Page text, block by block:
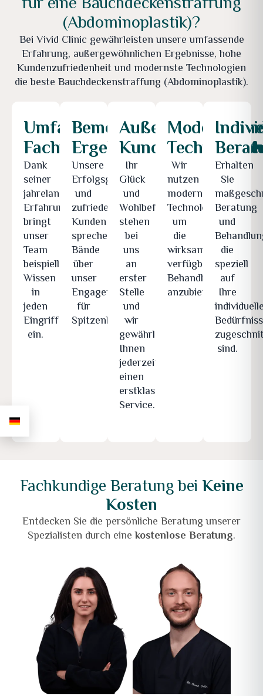
(Abdominoplastik)?
Bei Vivid Clinic gewährleisten unsere umfassende
Erfahrung, außergewöhnlichen Ergebnisse, hohe
Kundenzufriedenheit und modernste Technologien
die beste Bauchdeckenstraffung (Abdominoplastik).
Umfangreiches
Fachwissen
Dank
seiner
jahrelangen
Erfahrung
bringt
unser
Team
beispielloses
Wissen
in
jeden
Eingriff
ein.
Bemerkenswerte
Ergebnisse
Unsere
Erfolgsgeschichten
und
zufriedenen
Kunden
sprechen
Bände
über
unser
Engagement
für
Spitzenleistungen.
Ihr
Glück
und
Wohlbefinden
stehen
bei
uns
an
erster
Stelle
und
wir
gewährleisten
Ihnen
jederzeit
einen
erstklassigen
Service.
Modernste
Wir
nutzen
modernste
Technologien,
um
die
wirksamsten
verfügbaren
Behandlungen
anzubieten.
Erhalten
Sie
Beratung
und
die
speziell
auf
Ihre
sind.
Fachkundige Beratung beiKeine
Kosten
Entdecken Sie die persönliche Beratung unserer
Spezialisten durch einekostenlose Beratung.